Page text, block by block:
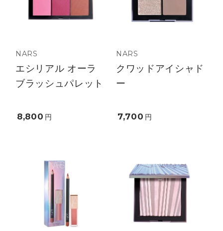
NARS
エシリアル オーラ
ブラッシュパレット
8,800 円
NARS
クワッドアイシャド
ー
7,700 円